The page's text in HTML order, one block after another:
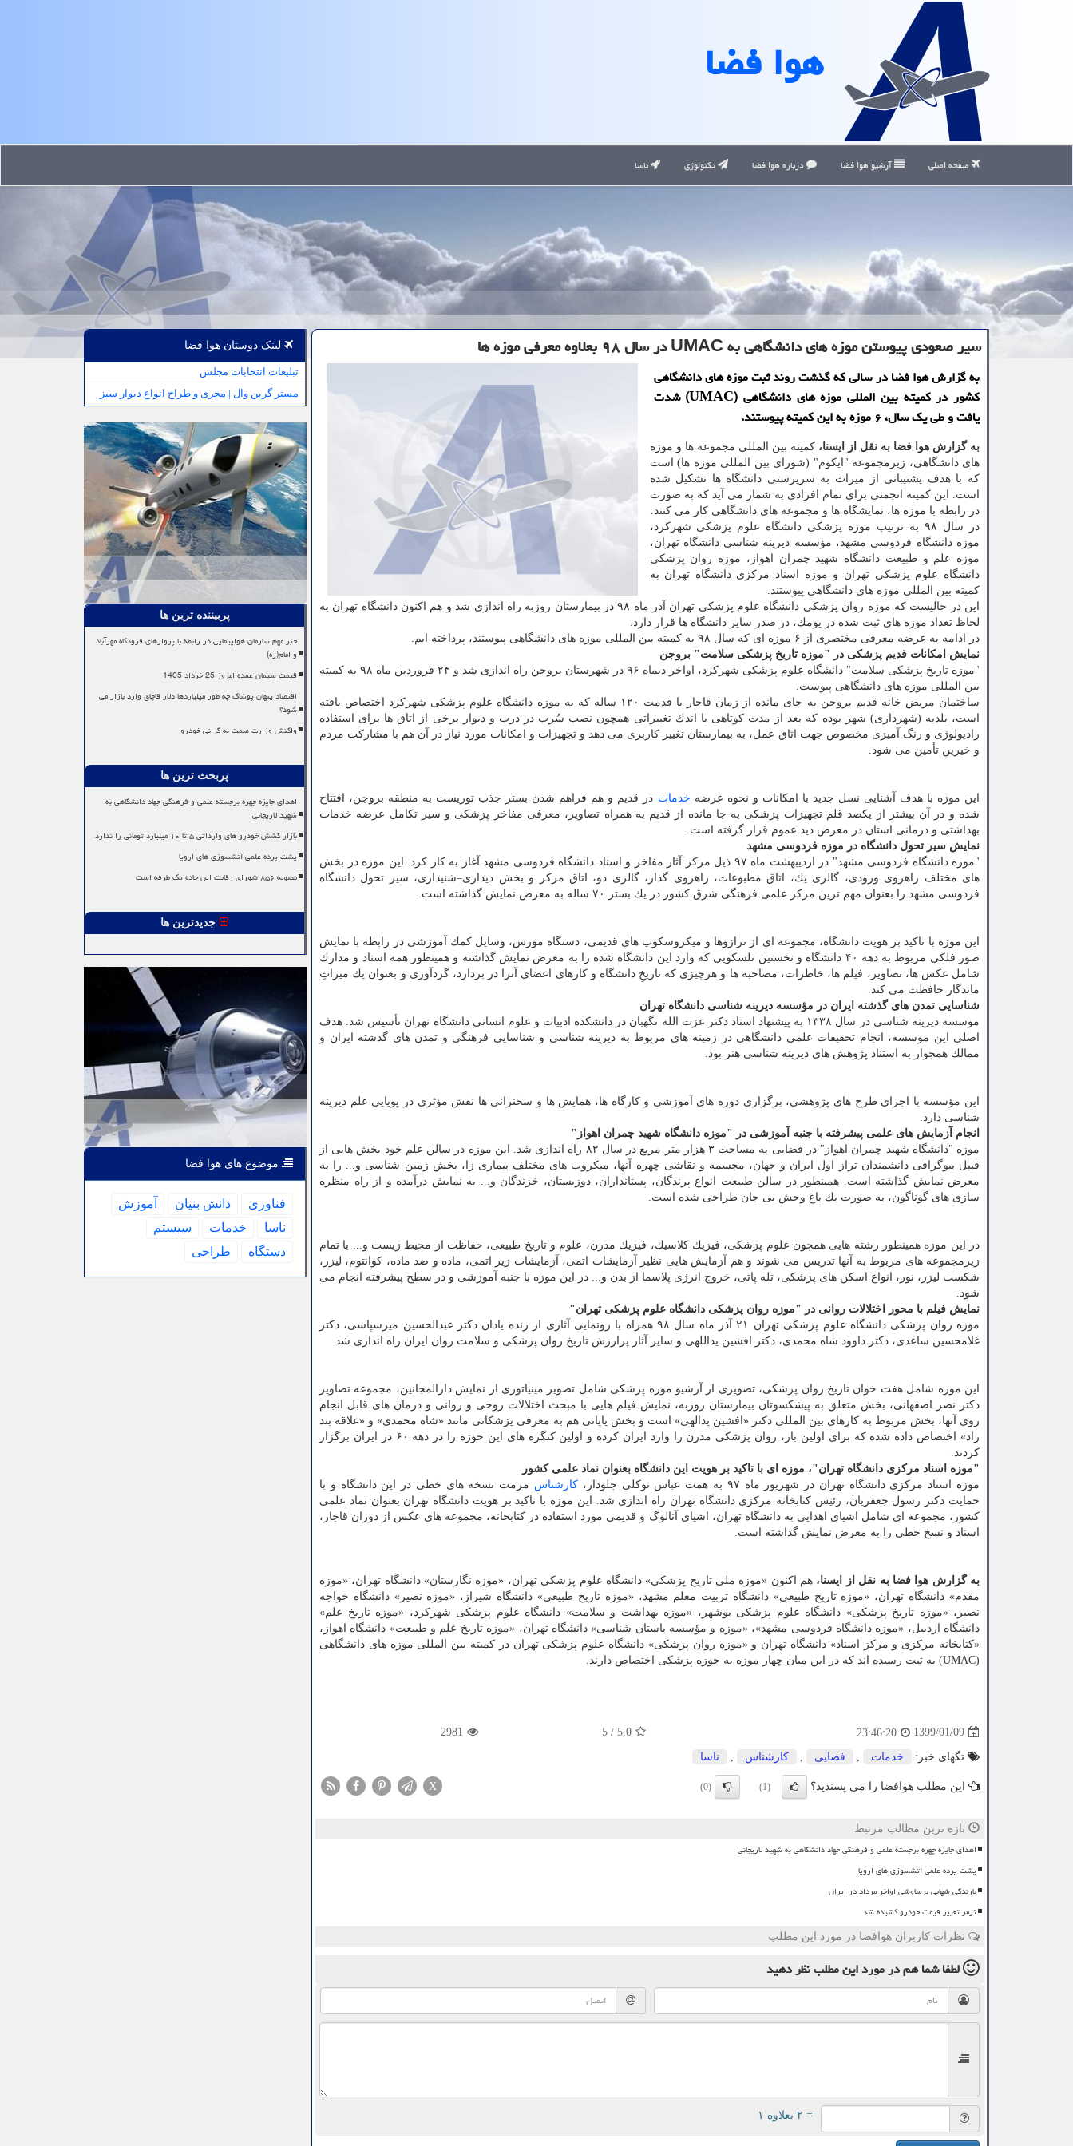
هوا فضا
صفحه اصلی آرشیو هوا فضا درباره هوا فضا تکنولوژی ناسا
سیر صعودی پیوستن موزه های دانشگاهی به UMAC در سال ۹۸ بعلاوه معرفی موزه ها
به گزارش هوا فضا در سالی كه گذشت روند ثبت موزه های دانشگاهی
كشور در كمیته بین المللی موزه های دانشگاهی (UMAC) شدت
یافت و طی یك سال، ۶ موزه به این كمیته پیوستند.
به گزارش هوا فضا به نقل از ایسنا،كمیته بین المللی مجموعه ها و موزه
های دانشگاهی، زیرمجموعه "ایكوم" (شورای بین المللی موزه ها) است
كه با هدف پشتیبانی از میراث به سرپرستی دانشگاه ها تشكیل شده
است. این كمیته انجمنی برای تمام افرادی به شمار می آید كه به صورت
در رابطه با موزه ها، نمایشگاه ها و مجموعه های دانشگاهی كار می كنند.
در سال ۹۸ به ترتیب موزه پزشكی دانشگاه علوم پزشكی شهركرد،
موزه دانشگاه فردوسی مشهد، مؤسسه دیرینه شناسی دانشگاه تهران،
موزه علم و طبیعت دانشگاه شهید چمران اهواز، موزه روان پزشكی
دانشگاه علوم پزشكی تهران و موزه اسناد مركزی دانشگاه تهران به
كمیته بین المللی موزه های دانشگاهی پیوستند.
این در حالیست كه موزه روان پزشكی دانشگاه علوم پزشكی تهران آذر ماه ۹۸ در بیمارستان روزبه راه اندازی شد و هم اكنون دانشگاه تهران به
لحاظ تعداد موزه های ثبت شده در یومك، در صدر سایر دانشگاه ها قرار دارد.
در ادامه به عرضه معرفی مختصری از ۶ موزه ای كه سال ۹۸ به كمیته بین المللی موزه های دانشگاهی پیوستند، پرداخته ایم.
نمایش امكانات قدیم پزشكی در "موزه تاریخ پزشكی سلامت" بروجن
"موزه تاریخ پزشكی سلامت" دانشگاه علوم پزشكی شهركرد، اواخر دیماه ۹۶ در شهرستان بروجن راه اندازی شد و ۲۴ فروردین ماه ۹۸ به كمیته
بین المللی موزه های دانشگاهی پیوست.
ساختمان مریض خانه قدیم بروجن به جای مانده از زمان قاجار با قدمت ۱۲۰ ساله كه به موزه دانشگاه علوم پزشكی شهركرد اختصاص یافته
است، بلدیه (شهرداری) شهر بوده كه بعد از مدت كوتاهی با اندك تغییراتی همچون نصب سُرب در درب و دیوار برخی از اتاق ها برای استفاده
رادیولوژی و رنگ آمیزی مخصوص جهت اتاق عمل، به بیمارستان تغییر كاربری می دهد و تجهیزات و امكانات مورد نیاز در آن هم با مشاركت مردم
و خیرین تأمین می شود.
این موزه با هدف آشنایی نسل جدید با امكانات و نحوه عرضه خدمات در قدیم و هم فراهم شدن بستر جذب توریست به منطقه بروجن، افتتاح
شده و در آن بیشتر از یكصد قلم تجهیزات پزشكی به جا مانده از قدیم به همراه تصاویر، معرفی مفاخر پزشكی و سیر تكامل عرضه خدمات
بهداشتی و درمانی استان در معرض دید عموم قرار گرفته است.
نمایش سیر تحول دانشگاه در موزه فردوسی مشهد
"موزه دانشگاه فردوسی مشهد" در اردیبهشت ماه ۹۷ ذیل مركز آثار مفاخر و اسناد دانشگاه فردوسی مشهد آغاز به كار كرد. این موزه در بخش
های مختلف راهروی ورودی، گالری یك، اتاق مطبوعات، راهروی گذار، گالری دو، اتاق مركز و بخش دیداری–شنیداری، سیر تحول دانشگاه
فردوسی مشهد را بعنوان مهم ترین مركز علمی فرهنگی شرق كشور در یك بستر ۷۰ ساله به معرض نمایش گذاشته است.
این موزه با تاكید بر هویت دانشگاه، مجموعه ای از ترازوها و میكروسكوپ های قدیمی، دستگاه مورس، وسایل كمك آموزشی در رابطه با نمایش
صور فلكی مربوط به دهه ۴۰ دانشگاه و نخستین تلسكوپی كه وارد این دانشگاه شده را به معرض نمایش گذاشته و همینطور همه اسناد و مدارك
شامل عكس ها، تصاویر، فیلم ها، خاطرات، مصاحبه ها و هرچیزی كه تاریخِ دانشگاه و كارهای اعضای آنرا در بردارد، گردآوری و بعنوان یك میراثِ
ماندگار حافظت می كند.
شناسایی تمدن های گذشته ایران در مؤسسه دیرینه شناسی دانشگاه تهران
موسسه دیرینه شناسی در سال ۱۳۳۸ به پیشنهاد استاد دكتر عزت الله نگهبان در دانشكده ادبیات و علوم انسانی دانشگاه تهران تأسیس شد. هدف
اصلی این موسسه، انجام تحقیقات علمی دانشگاهی در زمینه های مربوط به دیرینه شناسی و شناسایی فرهنگی و تمدن های گذشته ایران و
ممالك همجوار به استناد پژوهش های دیرینه شناسی هنر بود.
این مؤسسه با اجرای طرح های پژوهشی، برگزاری دوره های آموزشی و كارگاه ها، همایش ها و سخنرانی ها نقش مؤثری در پویایی علم دیرینه
شناسی دارد.
انجام آزمایش های علمی پیشرفته با جنبه آموزشی در "موزه دانشگاه شهید چمران اهواز"
موزه "دانشگاه شهید چمران اهواز" در فضایی به مساحت ۳ هزار متر مربع در سال ۸۲ راه اندازی شد. این موزه در سالن علم خود بخش هایی از
قبیل بیوگرافی دانشمندان تراز اول ایران و جهان، مجسمه و نقاشی چهره آنها، میكروب های مختلف بیماری زا، بخش زمین شناسی و... را به
معرض نمایش گذاشته است. همینطور در سالن طبیعت انواع پرندگان، پستانداران، دوزیستان، خزندگان و... به نمایش درآمده و از راه منظره
سازی های گوناگون، به صورت یك باغ وحش بی جان طراحی شده است.
در این موزه همینطور رشته هایی همچون علوم پزشكی، فیزیك كلاسیك، فیزیك مدرن، علوم و تاریخ طبیعی، حفاظت از محیط زیست و... با تمام
زیرمجموعه های مربوط به آنها تدریس می شوند و هم آزمایش هایی نظیر آزمایشات اتمی، آزمایشات زیر اتمی، ماده و ضد ماده، كوانتوم، لیزر،
شكست لیزر، نور، انواع اسكن های پزشكی، تله پاتی، خروج انرژی پلاسما از بدن و... در این موزه با جنبه آموزشی و در سطح پیشرفته انجام می
شود.
نمایش فیلم با محور اختلالات روانی در "موزه روان پزشكی دانشگاه علوم پزشكی تهران"
موزه روان پزشكی دانشگاه علوم پزشكی تهران ۲۱ آذر ماه سال ۹۸ همراه با رونمایی آثاری از زنده یادان دكتر عبدالحسین میرسپاسی، دكتر
غلامحسین ساعدی، دكتر داوود شاه محمدی، دكتر افشین یداللهی و سایر آثار پرارزش تاریخ روان پزشكی و سلامت روان ایران راه اندازی شد.
این موزه شامل هفت خوان تاریخ روان پزشكی، تصویری از آرشیو موزه پزشكی شامل تصویر مینیاتوری از نمایش دارالمجانین، مجموعه تصاویر
دكتر نصر اصفهانی، بخش متعلق به پیشكسوتان بیمارستان روزبه، نمایش فیلم هایی با مبحث اختلالات روحی و روانی و درمان های قابل انجام
روی آنها، بخش مربوط به كارهای بین المللی دكتر «افشین یدالهی» است و بخش پایانی هم به معرفی پزشكانی مانند «شاه محمدی» و «علاقه بند
راد» اختصاص داده شده كه برای اولین بار، روان پزشكی مدرن را وارد ایران كرده و اولین كنگره های این حوزه را در دهه ۶۰ در ایران برگزار
كردند.
"موزه اسناد مركزی دانشگاه تهران"، موزه ای با تاكید بر هویت این دانشگاه بعنوان نماد علمی كشور
موزه اسناد مركزی دانشگاه تهران در شهریور ماه ۹۷ به همت عباس توكلی جلودار،
كارشناس مرمت نسخه های خطی در این دانشگاه و با
حمایت دكتر رسول جعفریان، رئیس كتابخانه مركزی دانشگاه تهران راه اندازی شد. این موزه با تاكید بر هویت دانشگاه تهران بعنوان نماد علمی
كشور، مجموعه ای شامل اشیای اهدایی به دانشگاه تهران، اشیای آنالوگ و قدیمی مورد استفاده در كتابخانه، مجموعه های عكس از دوران قاجار،
اسناد و نسخ خطی را به معرض نمایش گذاشته است.
به گزارش هوا فضا به نقل از ایسنا، هم اكنون «موزه ملی تاریخ پزشكی» دانشگاه علوم پزشكی تهران، «موزه نگارستان» دانشگاه تهران، «موزه
مقدم» دانشگاه تهران، «موزه تاریخ طبیعی» دانشگاه تربیت معلم مشهد، «موزه تاریخ طبیعی» دانشگاه شیراز، «موزه نصیر» دانشگاه خواجه
نصیر، «موزه تاریخ پزشكی» دانشگاه علوم پزشكی بوشهر، «موزه بهداشت و سلامت» دانشگاه علوم پزشكی شهركرد، «موزه تاریخ علم»
دانشگاه اردبیل، «موزه دانشگاه فردوسی مشهد»، «موزه و مؤسسه باستان شناسی» دانشگاه تهران، «موزه تاریخ علم و طبیعت» دانشگاه اهواز،
«كتابخانه مركزی و مركز اسناد» دانشگاه تهران و «موزه روان پزشكی» دانشگاه علوم پزشكی تهران در كمیته بین المللی موزه های دانشگاهی
(UMAC) به ثبت رسیده اند كه در این میان چهار موزه به حوزه پزشكی اختصاص دارند.
1399/01/09
23:46:20
5.0
/
5
2981
تگهای خبر: خدمات فضایی كارشناس ناسا
این مطلب هوافضا را می پسندید؟ (1)
(0)
X
تازه ترین مطالب مرتبط
اهدای جایزه چهره برجسته علمی و فرهنگی جهاد دانشگاهی به شهید لاریجانی
پشت پرده علمی آتشسوزی های اروپا
بارندگی شهابی برساوشی اواخر مرداد در ایران
ترمز تغییر قیمت خودرو کشیده شد
نظرات کاربران هوافضا در مورد این مطلب
لطفا شما همدر مورد این مطلبنظر دهید
= ۲ بعلاوه ۱
لینک دوستان هوا فضا
تبلیغات انتخابات مجلس
مستر گرین وال | مجری و طراح انواع دیوار سبز
پربیننده ترین ها
خبر مهم سازمان هواپیمایی در رابطه با پروازهای فرودگاه مهرآباد
و امام(ره)
قیمت سیمان عمده امروز 25 خرداد 1405
اقتصاد پنهان پوشاک چه طور میلیاردها دلار قاچاق وارد بازار می
شود؟
واکنش وزارت صمت به گرانی خودرو
پربحث ترین ها
اهدای جایزه چهره برجسته علمی و فرهنگی جهاد دانشگاهی به
شهید لاریجانی
بازار کشش خودرو های وارداتی ۵ تا ۱۰ میلیارد تومانی را ندارد
پشت پرده علمی آتشسوزی های اروپا
مصوبه ۸۵۶ شورای رقابت این جاده یک طرفه است
جدیدترین ها
موضوع های هوا فضا
فناوری دانش بنیان
آموزش
ناسا
خدمات
سیستم
دستگاه
طراحی